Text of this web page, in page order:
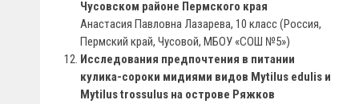
Чусовском районе Пермского края
Анастасия Павловна Лазарева, 10 класс (Россия,
Пермский край, Чусовой, МБОУ «СОШ №5»)
Исследования предпочтения в питании
кулика-сороки мидиями видов Mytilus edulis и
Mytilus trossulus на острове Ряжков